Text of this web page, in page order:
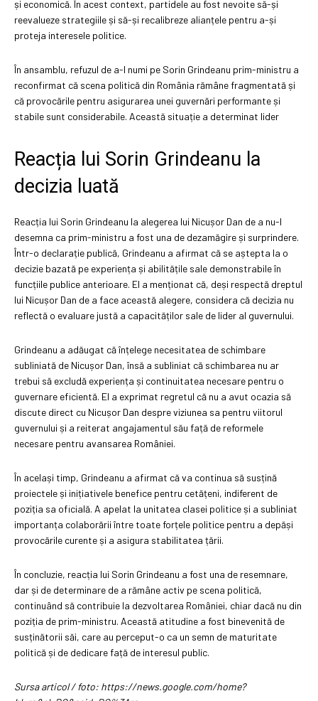
și economică. În acest context, partidele au fost nevoite să-și
reevalueze strategiile și să-și recalibreze alianțele pentru a-și
proteja interesele politice.
În ansamblu, refuzul de a-l numi pe Sorin Grindeanu prim-ministru a
reconfirmat că scena politică din România rămâne fragmentată și
că provocările pentru asigurarea unei guvernări performante și
stabile sunt considerabile. Această situație a determinat lider
Reacția lui Sorin Grindeanu la
decizia luată
Reacția lui Sorin Grindeanu la alegerea lui Nicușor Dan de a nu-l
desemna ca prim-ministru a fost una de dezamăgire și surprindere.
Într-o declarație publică, Grindeanu a afirmat că se aștepta la o
decizie bazată pe experiența și abilitățile sale demonstrabile în
funcțiile publice anterioare. El a menționat că, deși respectă dreptul
lui Nicușor Dan de a face această alegere, considera că decizia nu
reflectă o evaluare justă a capacităților sale de lider al guvernului.
Grindeanu a adăugat că înțelege necesitatea de schimbare
subliniată de Nicușor Dan, însă a subliniat că schimbarea nu ar
trebui să excludă experiența și continuitatea necesare pentru o
guvernare eficientă. El a exprimat regretul că nu a avut ocazia să
discute direct cu Nicușor Dan despre viziunea sa pentru viitorul
guvernului și a reiterat angajamentul său față de reformele
necesare pentru avansarea României.
În același timp, Grindeanu a afirmat că va continua să susțină
proiectele și inițiativele benefice pentru cetățeni, indiferent de
poziția sa oficială. A apelat la unitatea clasei politice și a subliniat
importanța colaborării între toate forțele politice pentru a depăși
provocările curente și a asigura stabilitatea țării.
În concluzie, reacția lui Sorin Grindeanu a fost una de resemnare,
dar și de determinare de a rămâne activ pe scena politică,
continuând să contribuie la dezvoltarea României, chiar dacă nu din
poziția de prim-ministru. Această atitudine a fost binevenită de
susținătorii săi, care au perceput-o ca un semn de maturitate
politică și de dedicare față de interesul public.
Sursa articol / foto: https://news.google.com/home?